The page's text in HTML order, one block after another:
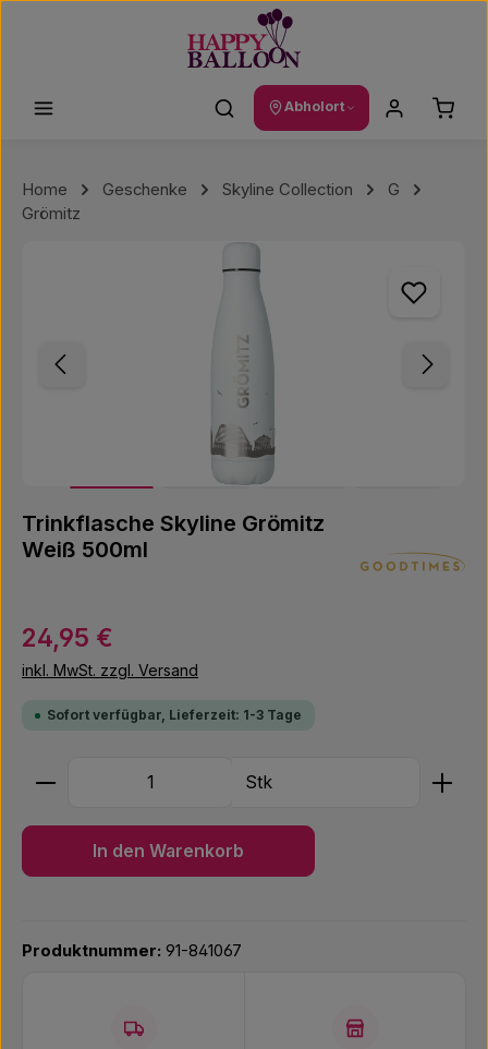
Abholort
Home Geschenke Skyline Collection
G
Grömitz
Trinkflasche Skyline Grömitz
Weiß 500ml
Regulärer Preis:
24,95 €
inkl. MwSt. zzgl. Versand
Sofort verfügbar, Lieferzeit: 1-3 Tage
Produkt Anzahl: Gib den gewünschten Wert ein
Stk
In den Warenkorb
Produktnummer: 91-841067